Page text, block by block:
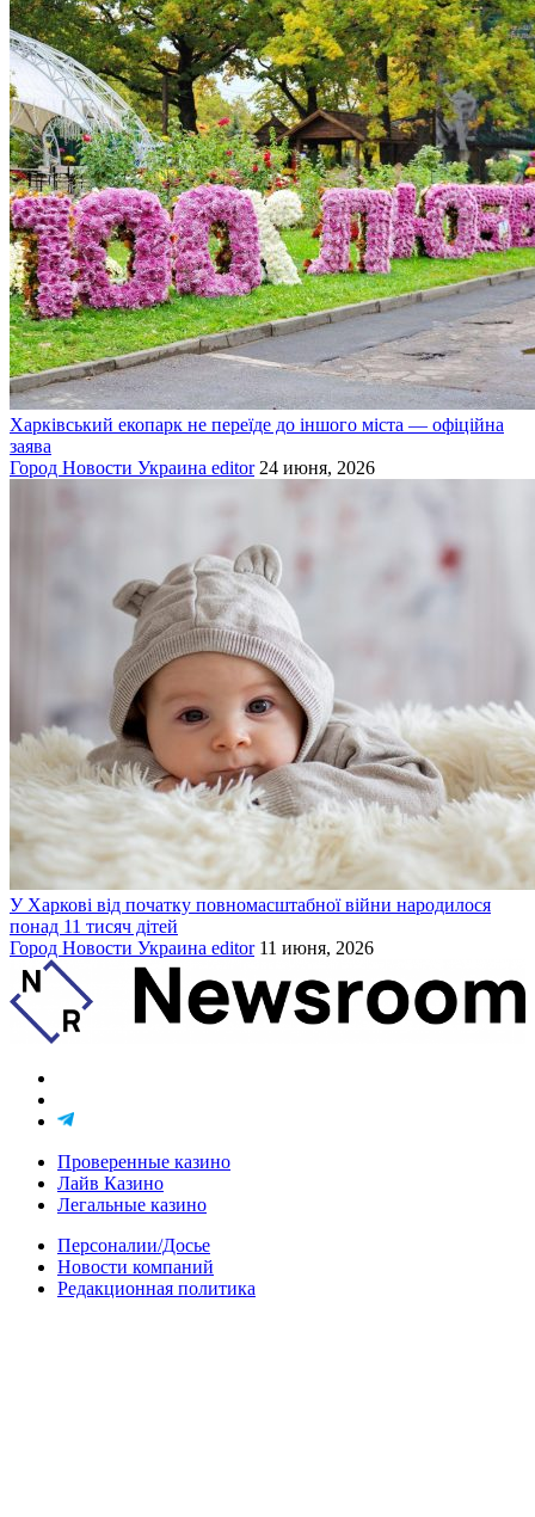
Харківський екопарк не переїде до іншого міста — офіційна
заява
Город Новости Украина editor 24 июня, 2026
У Харкові від початку повномасштабної війни народилося
понад 11 тисяч дітей
Город Новости Украина editor 11 июня, 2026
Проверенные казино
Лайв Казино
Легальные казино
Персоналии/Досье
Новости компаний
Редакционная политика